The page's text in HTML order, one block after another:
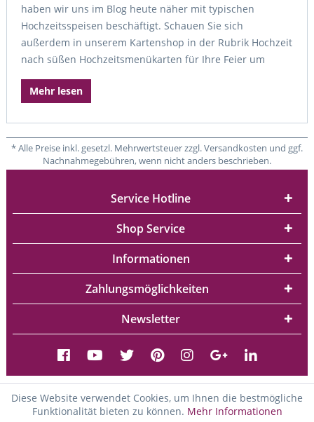
haben wir uns im Blog heute näher mit typischen
Hochzeitsspeisen beschäftigt. Schauen Sie sich
außerdem in unserem Kartenshop in der Rubrik Hochzeit
nach süßen Hochzeitsmenükarten für Ihre Feier um
Mehr lesen
* Alle Preise inkl. gesetzl. Mehrwertsteuer zzgl. Versandkosten und ggf.
Nachnahmegebühren, wenn nicht anders beschrieben.
Service Hotline
Shop Service
Informationen
Zahlungsmöglichkeiten
Newsletter
Diese Website verwendet Cookies, um Ihnen die bestmögliche
Funktionalität bieten zu können. Mehr Informationen